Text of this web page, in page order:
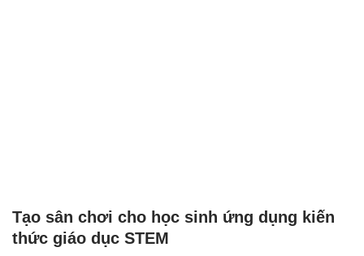
Tạo sân chơi cho học sinh ứng dụng kiến
thức giáo dục STEM